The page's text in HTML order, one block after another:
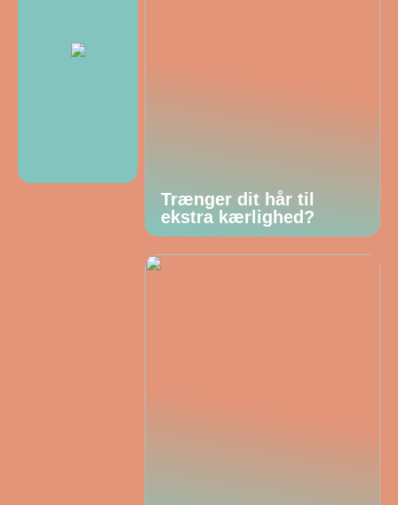
Trænger dit hår til
ekstra kærlighed?